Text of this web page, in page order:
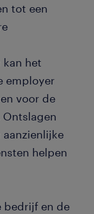
tot een
kan het
employer
voor de
helpen
bedrijf en de